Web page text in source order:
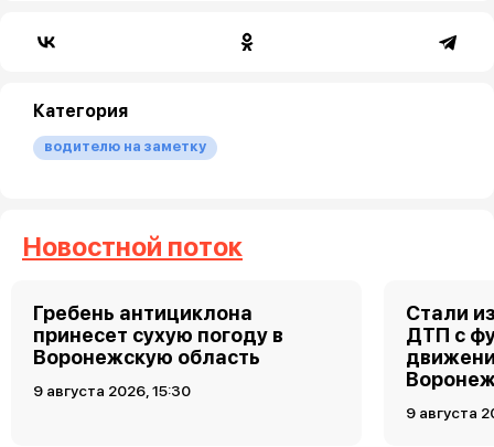
Категория
водителю на заметку
Новостной поток
Гребень антициклона
принесет сухую погоду в
Воронежскую область
9 августа 2026, 15:30
Стали
ДТП с
9 августа